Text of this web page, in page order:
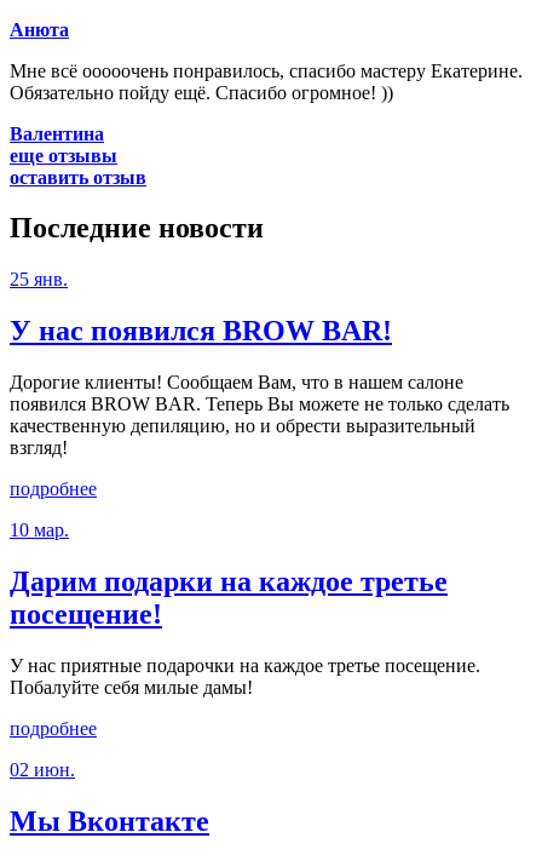
Анюта
Мне всё ооооочень понравилось, спасибо мастеру Екатерине.
Обязательно пойду ещё. Спасибо огромное! ))
Валентина
еще отзывы
оставить отзыв
Последние новости
25 янв.
У нас появился BROW BAR!
Дорогие клиенты! Сообщаем Вам, что в нашем салоне
появился BROW BAR. Теперь Вы можете не только сделать
качественную депиляцию, но и обрести выразительный
взгляд!
подробнее
10 мар.
Дарим подарки на каждое третье
посещение!
У нас приятные подарочки на каждое третье посещение.
Побалуйте себя милые дамы!
подробнее
02 июн.
Мы Вконтакте